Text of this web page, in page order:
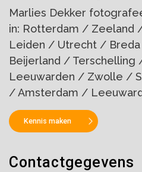
Marlies Dekker
in: Rotterdam /
Leiden / Utrecht /
Beijerland /
Leeuwarden / Zwolle /
/ Amsterdam /
Kennis maken
Contactgegevens